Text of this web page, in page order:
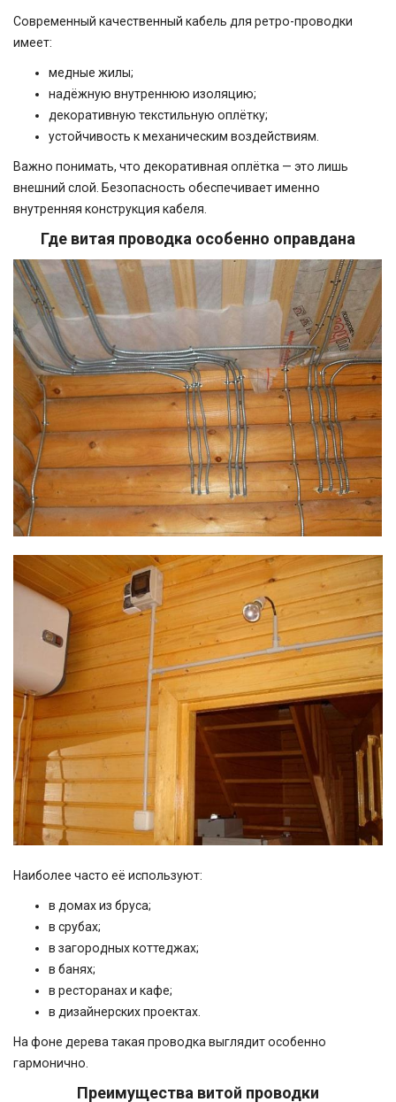
Современный качественный кабель для ретро-проводки
имеет:
медные жилы;
надёжную внутреннюю изоляцию;
декоративную текстильную оплётку;
устойчивость к механическим воздействиям.
Важно понимать, что декоративная оплётка — это лишь
внешний слой. Безопасность обеспечивает именно
внутренняя конструкция кабеля.
Где витая проводка особенно оправдана
Наиболее часто её используют:
в домах из бруса;
в срубах;
в загородных коттеджах;
в банях;
в ресторанах и кафе;
в дизайнерских проектах.
На фоне дерева такая проводка выглядит особенно
гармонично.
Преимущества витой проводки